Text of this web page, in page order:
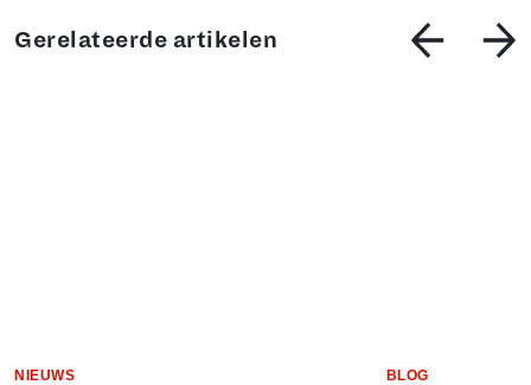
Gerelateerde artikelen
NIEUWS BLOG